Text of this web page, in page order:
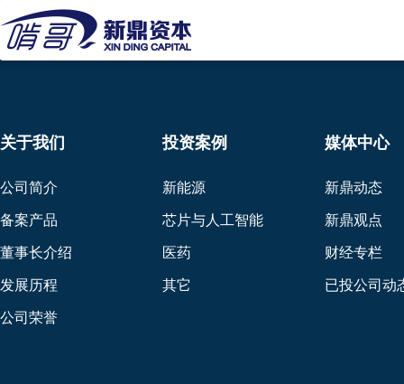
关于我们
公司简介
备案产品
董事长介绍
发展历程
公司荣誉
投资案例
新能源
芯片与人工智能
医药
其它
媒体中心
新鼎动态
新鼎观点
财经专栏
已投公司动